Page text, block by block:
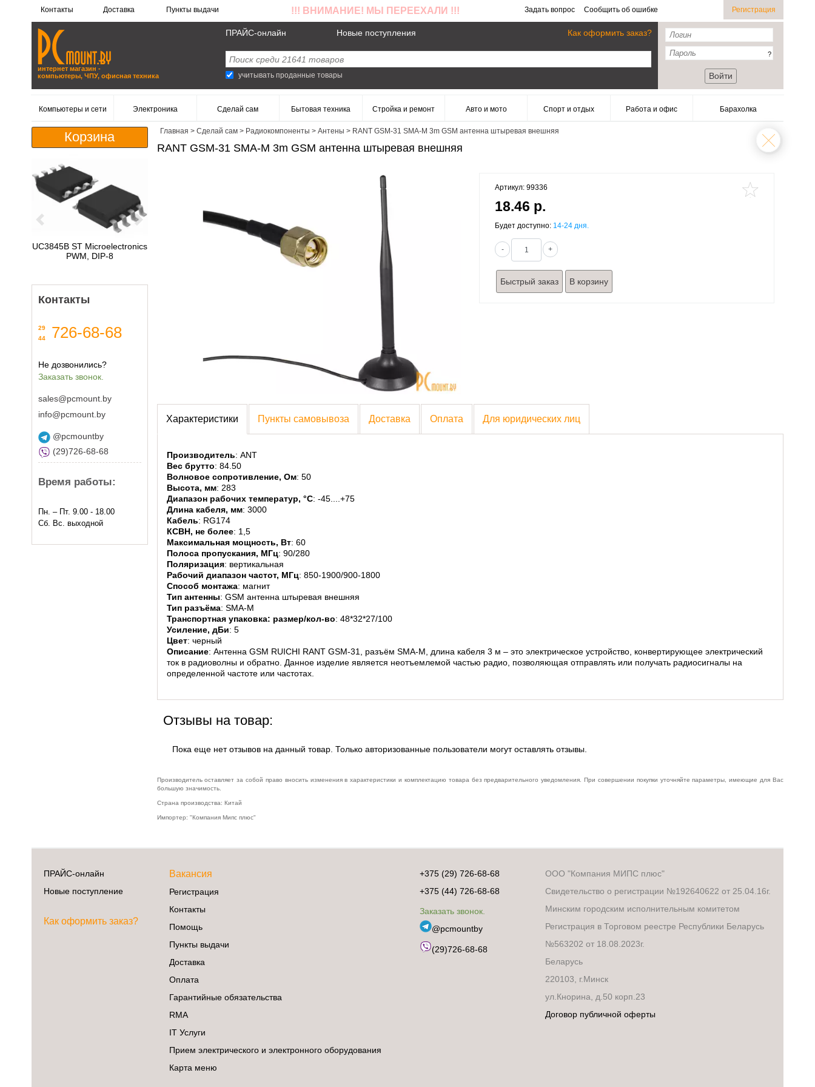
Контакты Доставка Пункты выдачи !!! ВНИМАНИЕ! МЫ ПЕРЕЕХАЛИ !!! Задать вопрос Сообщить об ошибке Регистрация
интернет магазин -
компьютеры, ЧПУ, офисная техника
ПРАЙС-онлайн Новые поступления Как оформить заказ?
учитывать проданные товары
?
Войти
Компьютеры и сети Электроника Сделай сам Бытовая техника Стройка и ремонт Авто и мото Спорт и отдых Работа и офис Барахолка
Корзина
UC3845B ST Microelectronics
PWM, DIP-8
Previous Next
Контакты
29
44
726-68-68
Не дозвонились?
Заказать звонок.
sales@pcmount.by
info@pcmount.by
@pcmountby
(29)726-68-68
Время работы:
Пн. – Пт. 9.00 - 18.00
Сб. Вс. выходной
Главная > Сделай сам> Радиокомпоненты > Антены > RANT GSM-31 SMA-M 3m GSM антенна штыревая внешняя
RANT GSM-31 SMA-M 3m GSM антенна штыревая внешняя
Артикул: 99336
18.46 р.
Будет доступно: 14-24 дня.
- +
Быстрый заказ
Характеристики Пункты самовывоза Доставка Оплата Для юридических лиц
Производитель: ANT
Вес брутто: 84.50
Волновое сопротивление, Ом: 50
Высота, мм: 283
Диапазон рабочих температур, °C: -45....+75
Длина кабеля, мм: 3000
Кабель: RG174
КСВН, не более: 1,5
Максимальная мощность, Вт: 60
Полоса пропускания, МГц: 90/280
Поляризация: вертикальная
Рабочий диапазон частот, МГц: 850-1900/900-1800
Способ монтажа: магнит
Тип антенны: GSM антенна штыревая внешняя
Тип разъёма: SMA-M
Транспортная упаковка: размер/кол-во: 48*32*27/100
Усиление, дБи: 5
Цвет: черный
Описание: Антенна GSM RUICHI RANT GSM-31, разъём SMA-M, длина кабеля 3 м – это электрическое устройство, конвертирующее электрический
ток в радиоволны и обратно. Данное изделие является неотъемлемой частью радио, позволяющая отправлять или получать радиосигналы на
определенной частоте или частотах.
Отзывы на товар:
Пока еще нет отзывов на данный товар. Только авторизованные пользователи могут оставлять отзывы.
Производитель оставляет за собой право вносить изменения в характеристики и комплектацию товара без предварительного уведомления. При совершении покупки уточняйте параметры, имеющие для Вас
большую значимость.
Страна производства: Китай
Импортер: "Компания Мипс плюс"
ПРАЙС-онлайн
Новые поступление
Как оформить заказ?
Вакансия
Регистрация
Контакты
Помощь
Пункты выдачи
Доставка
Оплата
Гарантийные обязательства
RMA
IT Услуги
Прием электрического и электронного оборудования
Карта меню
+375 (29) 726-68-68
+375 (44) 726-68-68
Заказать звонок.
@pcmountby
(29)726-68-68
ООО "Компания МИПС плюс"
Свидетельство о регистрации №192640622 от 25.04.16г.
Минским городским исполнительным комитетом
Регистрация в Торговом реестре Республики Беларусь
№563202 от 18.08.2023г.
Беларусь
220103, г.Минск
ул.Кнорина, д.50 корп.23
Договор публичной оферты